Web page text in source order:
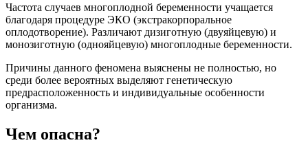
Частота случаев многоплодной беременности учащается
благодаря процедуре ЭКО (экстракорпоральное
оплодотворение). Различают дизиготную (двуяйцевую) и
монозиготную (однояйцевую) многоплодные беременности.
Причины данного феномена выяснены не полностью, но
среди более вероятных выделяют генетическую
предрасположенность и индивидуальные особенности
организма.
Чем опасна?